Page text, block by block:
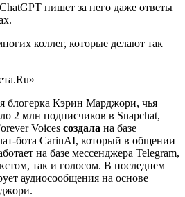
пишет за него даже ответы
коллег, которые делают так
блогерка Кэрин Марджори, чья
2 млн подписчиков в Snapchat,
Voices создала на базе
бота CarinAI, который в общении
на базе мессенджера Telegram,
так и голосом. В последнем
аудиосообщения на основе